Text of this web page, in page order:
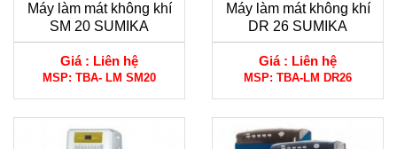
Máy làm mát không khí
SM 20 SUMIKA
Giá : Liên hệ
MSP: TBA- LM SM20
Máy làm mát không khí
DR 26 SUMIKA
Giá : Liên hệ
MSP: TBA-LM DR26